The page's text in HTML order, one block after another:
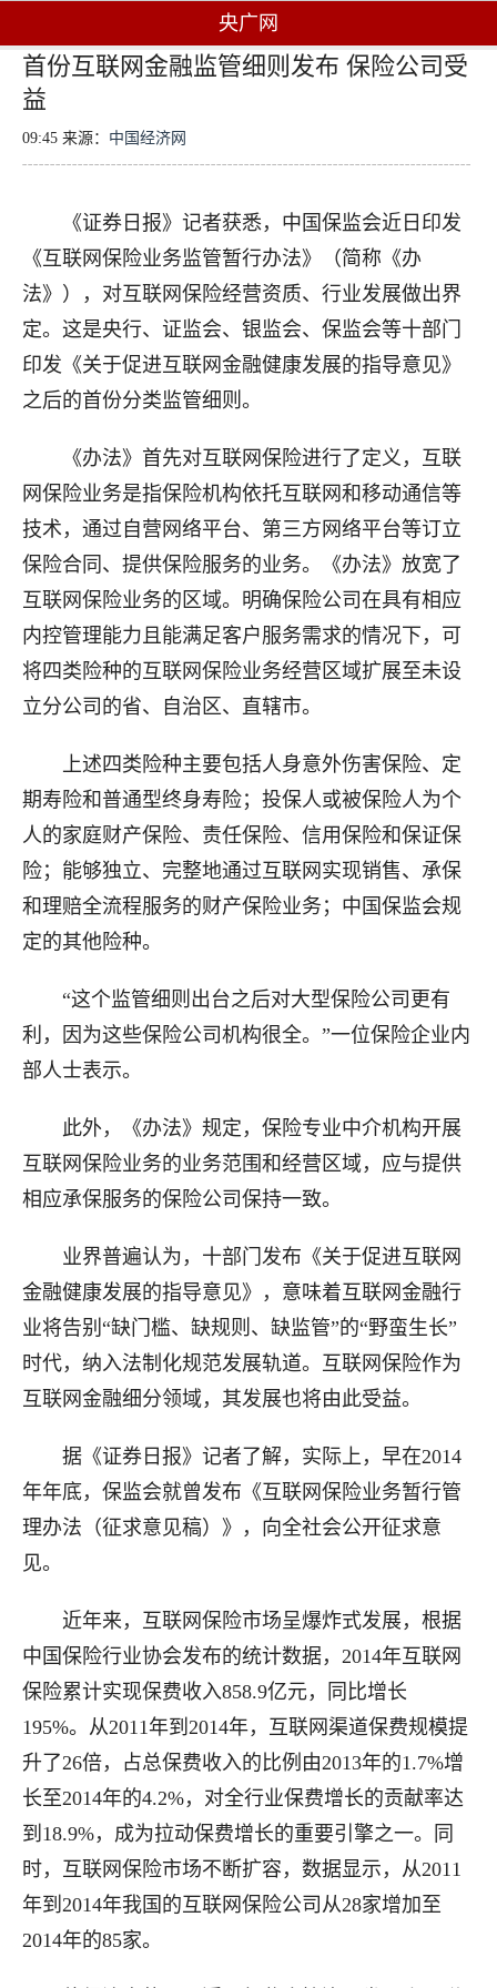
央广网
首份互联网金融监管细则发布 保险公司受
益
09:45 来源： 中国经济网
《证券日报》记者获悉，中国保监会近日印发
《互联网保险业务监管暂行办法》（简称《办
法》），对互联网保险经营资质、行业发展做出界
定。这是央行、证监会、银监会、保监会等十部门
印发《关于促进互联网金融健康发展的指导意见》
之后的首份分类监管细则。
《办法》首先对互联网保险进行了定义，互联
网保险业务是指保险机构依托互联网和移动通信等
技术，通过自营网络平台、第三方网络平台等订立
保险合同、提供保险服务的业务。《办法》放宽了
互联网保险业务的区域。明确保险公司在具有相应
内控管理能力且能满足客户服务需求的情况下，可
将四类险种的互联网保险业务经营区域扩展至未设
立分公司的省、自治区、直辖市。
上述四类险种主要包括人身意外伤害保险、定
期寿险和普通型终身寿险；投保人或被保险人为个
人的家庭财产保险、责任保险、信用保险和保证保
险；能够独立、完整地通过互联网实现销售、承保
和理赔全流程服务的财产保险业务；中国保监会规
定的其他险种。
“这个监管细则出台之后对大型保险公司更有
利，因为这些保险公司机构很全。”一位保险企业内
部人士表示。
此外，《办法》规定，保险专业中介机构开展
互联网保险业务的业务范围和经营区域，应与提供
相应承保服务的保险公司保持一致。
业界普遍认为，十部门发布《关于促进互联网
金融健康发展的指导意见》，意味着互联网金融行
业将告别“缺门槛、缺规则、缺监管”的“野蛮生长”
时代，纳入法制化规范发展轨道。互联网保险作为
互联网金融细分领域，其发展也将由此受益。
据《证券日报》记者了解，实际上，早在2014
年年底，保监会就曾发布《互联网保险业务暂行管
理办法（征求意见稿）》，向全社会公开征求意
见。
近年来，互联网保险市场呈爆炸式发展，根据
中国保险行业协会发布的统计数据，2014年互联网
保险累计实现保费收入858.9亿元，同比增长
195%。从2011年到2014年，互联网渠道保费规模提
升了26倍，占总保费收入的比例由2013年的1.7%增
长至2014年的4.2%，对全行业保费增长的贡献率达
到18.9%，成为拉动保费增长的重要引擎之一。同
时，互联网保险市场不断扩容，数据显示，从2011
年到2014年我国的互联网保险公司从28家增加至
2014年的85家。